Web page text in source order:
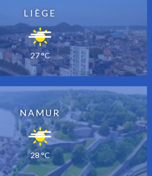
LIÈGE
27 °C
NAMUR
28 °C